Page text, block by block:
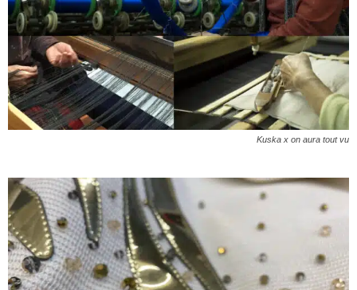
Kuska x on aura tout vu